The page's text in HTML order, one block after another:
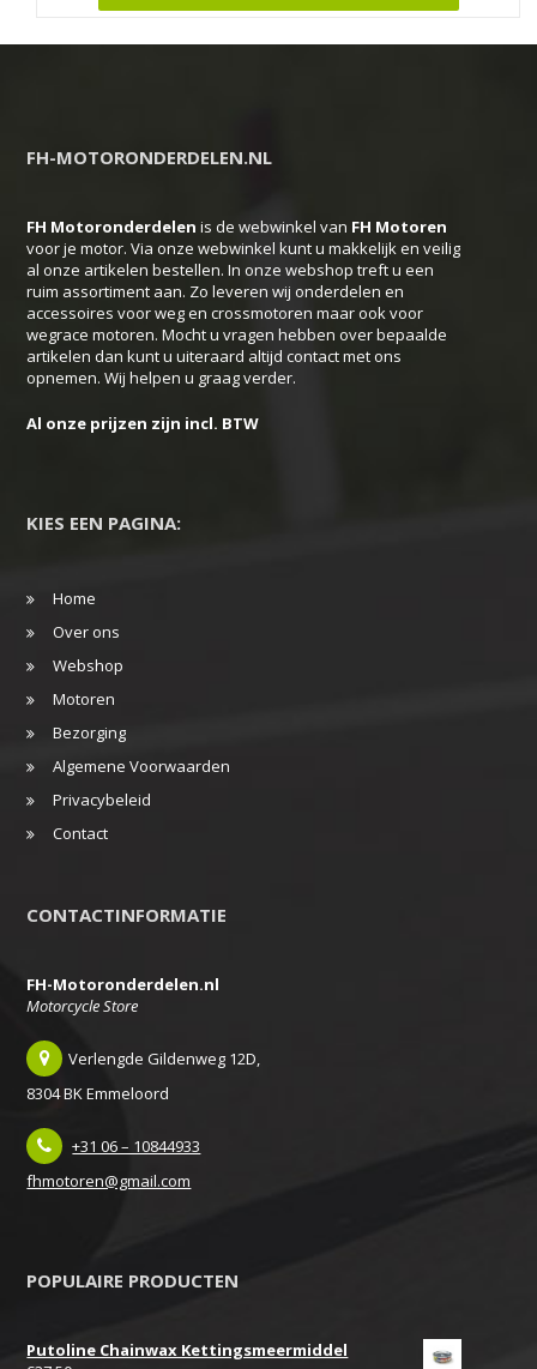
FH-MOTORONDERDELEN.NL
FH Motoronderdelen is de webwinkel van FH Motoren
voor je motor. Via onze webwinkel kunt u makkelijk en veilig
al onze artikelen bestellen. In onze webshop treft u een
ruim assortiment aan. Zo leveren wij onderdelen en
accessoires voor weg en crossmotoren maar ook voor
wegrace motoren. Mocht u vragen hebben over bepaalde
artikelen dan kunt u uiteraard altijd contact met ons
opnemen. Wij helpen u graag verder.
Al onze prijzen zijn incl. BTW
KIES EEN PAGINA:
Home
Over ons
Webshop
Motoren
Bezorging
Algemene Voorwaarden
Privacybeleid
Contact
CONTACTINFORMATIE
FH-Motoronderdelen.nl
Motorcycle Store
Verlengde Gildenweg 12D,
8304 BK Emmeloord
+31 06 – 10844933
fhmotoren@gmail.com
POPULAIRE PRODUCTEN
Putoline Chainwax Kettingsmeermiddel